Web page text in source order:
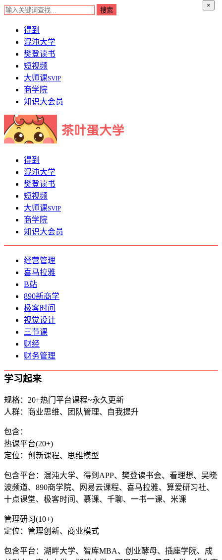
×
得到
混沌大学
樊登读书
短视频
大师课SVIP
商学院
知识大会员
得到
混沌大学
樊登读书
短视频
大师课SVIP
商学院
知识大会员
经营管理
喜马拉雅
B站
890新商学
极客时间
视觉设计
三节课
财经
财务管理
学习起来
规格：20+热门平台课程~永久更新
人群：商业思维、团队管理、自我提升
包含：
热课平台(20+)
定位：创新课程、思维模型
包含平台：混沌大学、得到APP、樊登读书会、看理想、吴晓
波频道、890商学院、网易云课程、喜马拉雅、算爱研习社、
十点课堂、极客时间、慕课、千聊、一书一课、米课
管理研习(10+)
定位：管理创新、商业模式
包含平台：湖畔大学、智库MBA、创业酵母、插座学院、成